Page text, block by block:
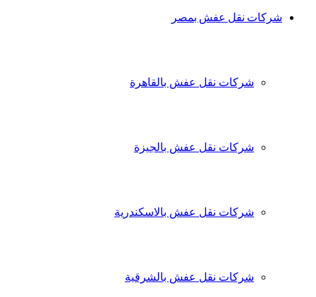
شركات نقل عفش بمصر
شركات نقل عفش بالقاهرة
شركات نقل عفش بالجيزة
شركات نقل عفش بالاسكندرية
شركات نقل عفش بالشرقية